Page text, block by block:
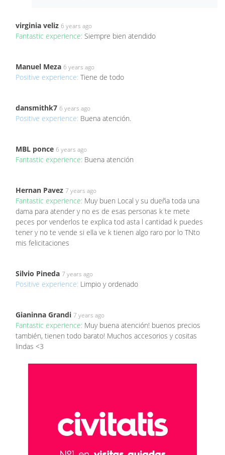
virginia veliz 6 years ago
Fantastic experience: Siempre bien atendido
Manuel Meza 6 years ago
Positive experience: Tiene de todo
dansmithk7 6 years ago
Positive experience: Buena atención.
MBL ponce 6 years ago
Fantastic experience: Buena atención
Hernan Pavez 7 years ago
Fantastic experience: Muy buen Local y su dueña toda una
dama para atender y no es de esas personas k te mete
peces por venderlos te explica tod asta l cantidad k puedes
tener y no te vende si ella ve k tienen algo raro por lo TNto
mis felicitaciones
Silvio Pineda 7 years ago
Positive experience: Limpio y ordenado
Gianinna Grandi 7 years ago
Fantastic experience: Muy buena atención! buenos precios
también, tienen todo barato! Muchos accesorios y cositas
lindas <3